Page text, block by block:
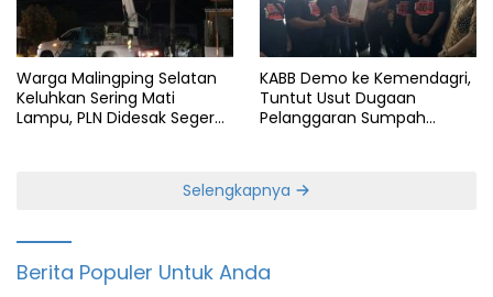
Warga Malingping Selatan
Keluhkan Sering Mati
Lampu, PLN Didesak Segera
KABB Demo ke Kemendagri,
Tuntut Usut Dugaan
Pelanggaran Sumpah
Selengkapnya
Berita Populer Untuk Anda